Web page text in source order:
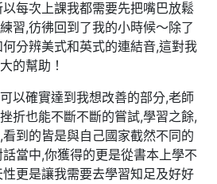
每次上課我都需要先把嘴巴放鬆
習,彷彿回到了我的小時候～除了
分辨美式和英式的連結音,這對我
的幫助！
以確實達到我想改善的部分,老師
折也能不斷不斷的嘗試,學習之餘,
到的皆是與自己國家截然不同的
當中,你獲得的更是從書本上學不
更是讓我需要去學習知足及好好